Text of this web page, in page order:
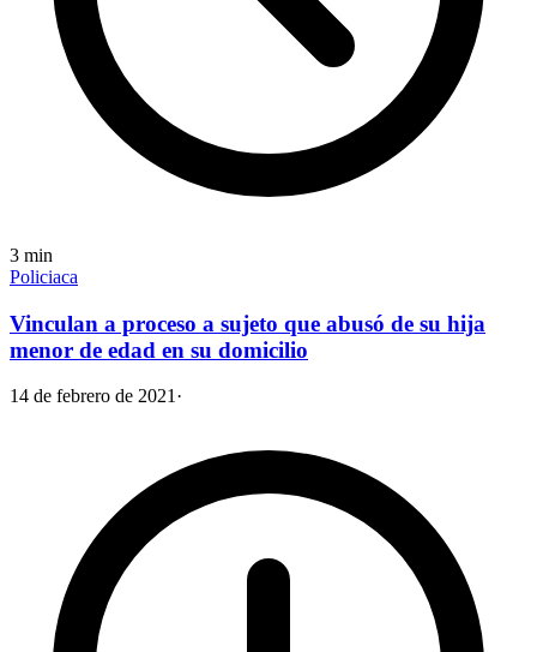
3 min
Policiaca
Vinculan a proceso a sujeto que abusó de su hija
menor de edad en su domicilio
14 de febrero de 2021 ·